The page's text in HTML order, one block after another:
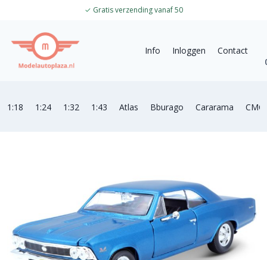
✓ Gratis verzending vanaf 50
Info Inloggen
Contact
1:18 1:24 1:32 1:43 Atlas Bburago Cararama CMC